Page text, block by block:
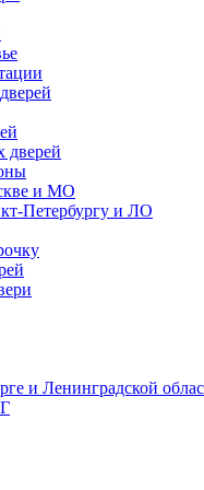
дверей
и МО
Петербургу и ЛО
и Ленинградской